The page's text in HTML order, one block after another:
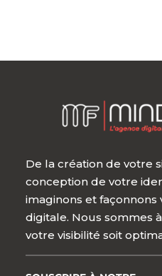
De la création de votre
conception de votre
imaginons et
digitale. Nous sommes
votre visibilité soit